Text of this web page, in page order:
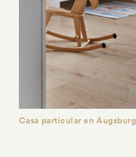
Casa particular en